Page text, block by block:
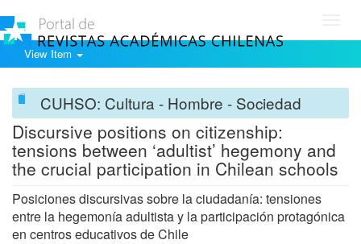
View Item
CUHSO: Cultura - Hombre - Sociedad
Discursive positions on citizenship:
tensions between ‘adultist’ hegemony and
the crucial participation in Chilean schools
Posiciones discursivas sobre la ciudadanía: tensiones
entre la hegemonía adultista y la participación protagónica
en centros educativos de Chile